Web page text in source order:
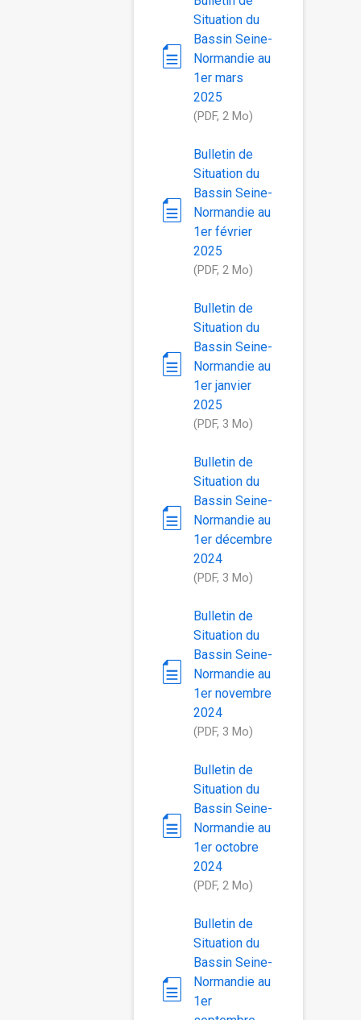
Situation du
Bassin Seine-
Normandie au
1er mars
2025
(PDF, 2 Mo)
Bulletin de
Situation du
Bassin Seine-
Normandie au
1er février
2025
(PDF, 2 Mo)
Bulletin de
Situation du
Bassin Seine-
Normandie au
1er janvier
2025
(PDF, 3 Mo)
Bulletin de
Situation du
Bassin Seine-
Normandie au
1er décembre
2024
(PDF, 3 Mo)
Bulletin de
Situation du
Bassin Seine-
Normandie au
1er novembre
2024
(PDF, 3 Mo)
Bulletin de
Situation du
Bassin Seine-
Normandie au
1er octobre
2024
(PDF, 2 Mo)
Bulletin de
Situation du
Bassin Seine-
Normandie au
1er